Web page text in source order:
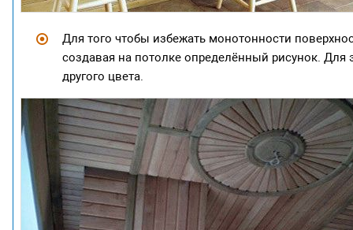
Для того чтобы избежать монотонности
создавая на потолке определённый рисунок.
другого цвета.